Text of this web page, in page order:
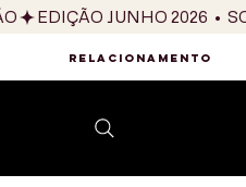
RELACIONAMENTO